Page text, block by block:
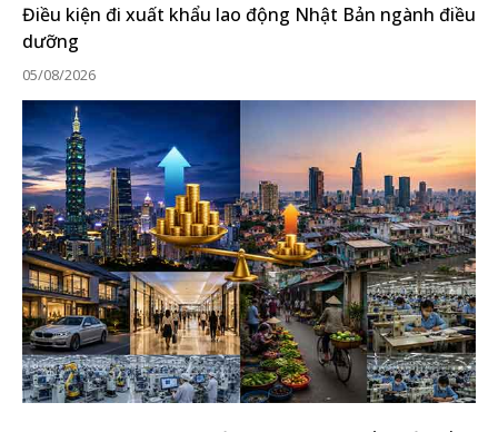
Điều kiện đi xuất khẩu lao động Nhật Bản ngành điều
dưỡng
05/08/2026